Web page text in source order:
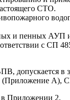
СТО.
и пенных
с СП
допускается в
(Приложение
в Приложении 2.